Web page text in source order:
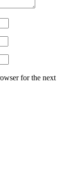
for the next